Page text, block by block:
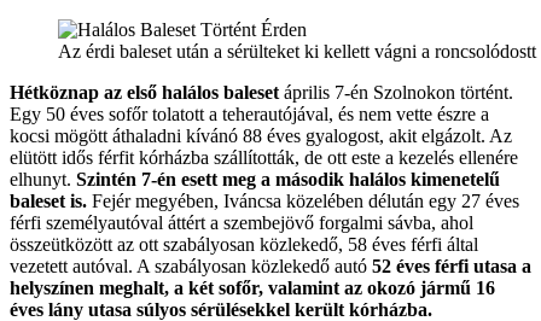
Az érdi baleset után a sérülteket ki kellett vágni a
Hétköznap az első halálos baleset április 7-én Szolnokon történt.
Egy 50 éves sofőr tolatott a teherautójával, és nem vette észre a
kocsi mögött áthaladni kívánó 88 éves gyalogost, akit elgázolt. Az
elütött idős férfit kórházba szállították, de ott este a kezelés ellenére
elhunyt. Szintén 7-én esett meg a második halálos kimenetelű
baleset is. Fejér megyében, Iváncsa közelében délután egy 27 éves
férfi személyautóval áttért a szembejövő forgalmi sávba, ahol
összeütközött az ott szabályosan közlekedő, 58 éves férfi által
vezetett autóval. A szabályosan közlekedő autó 52 éves férfi utasa a
helyszínen meghalt, a két sofőr, valamint az okozó jármű 16
éves lány utasa súlyos sérülésekkel került kórházba.